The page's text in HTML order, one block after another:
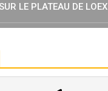
LE PLATEAU DE LOEX